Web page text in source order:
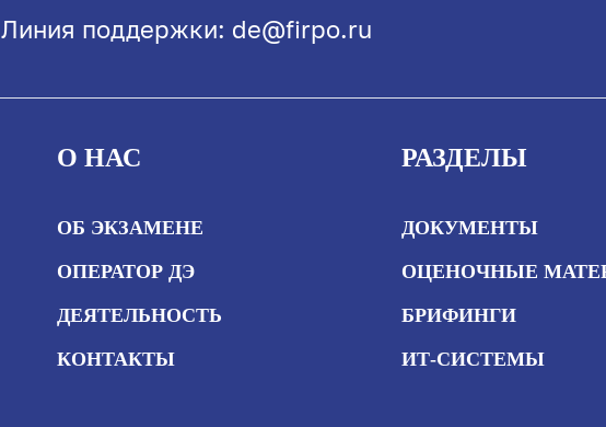
Линия поддержки: de@firpo.ru
О НАС
ОБ ЭКЗАМЕНЕ
ОПЕРАТОР ДЭ
ДЕЯТЕЛЬНОСТЬ
КОНТАКТЫ
РАЗДЕЛЫ
ДОКУМЕНТЫ
ОЦЕНОЧНЫЕ
БРИФИНГИ
ИТ-СИСТЕМЫ